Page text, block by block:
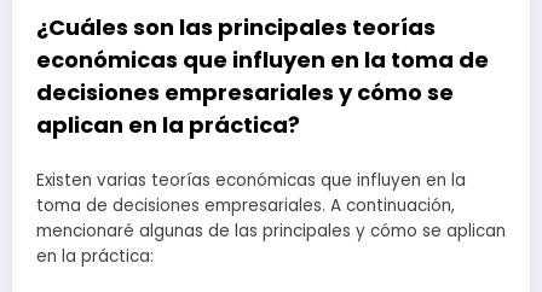
¿Cuáles son las principales teorías
económicas que influyen en la toma de
decisiones empresariales y cómo se
aplican en la práctica?
Existen varias teorías económicas que influyen en la
toma de decisiones empresariales. A continuación,
mencionaré algunas de las principales y cómo se aplican
en la práctica: